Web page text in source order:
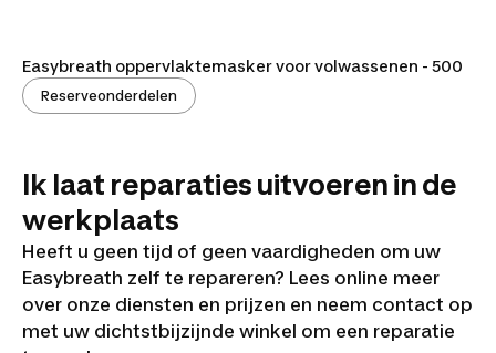
Easybreath oppervlaktemasker voor volwassenen - 500
Reserveonderdelen
Ik laat reparaties uitvoeren in de
werkplaats
Heeft u geen tijd of geen vaardigheden om uw
Easybreath zelf te repareren? Lees online meer
over onze diensten en prijzen en neem contact op
met uw dichtstbijzijnde winkel om een reparatie